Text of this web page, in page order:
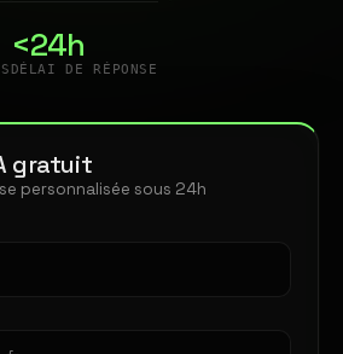
<24h
DÉLAI DE RÉPONSE
gratuit
personnalisée sous 24h